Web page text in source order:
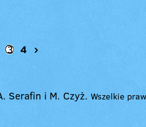
3 4 ›
Serafin i M. Czyż. Wszelkie